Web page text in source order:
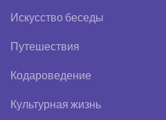
Искусство беседы
Путешествия
Кодароведение
Культурная жизнь